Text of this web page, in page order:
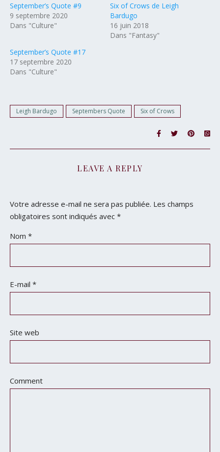
September’s Quote #9
9 septembre 2020
Dans "Culture"
Six of Crows de Leigh
Bardugo
16 juin 2018
Dans "Fantasy"
September’s Quote #17
17 septembre 2020
Dans "Culture"
Leigh Bardugo Septembers Quote Six of Crows
LEAVE A REPLY
Votre adresse e-mail ne sera pas publiée. Les champs
obligatoires sont indiqués avec *
Nom *
E-mail *
Site web
Comment